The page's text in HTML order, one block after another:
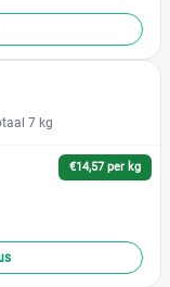
7 kg
€14,57 per kg